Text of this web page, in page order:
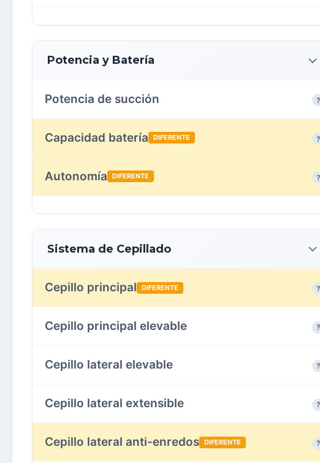
Potencia y Batería
Potencia de succión ?
Capacidad batería DIFERENTE ?
Autonomía DIFERENTE ?
Sistema de Cepillado
Cepillo principal DIFERENTE ?
Cepillo principal elevable ?
Cepillo lateral elevable ?
Cepillo lateral extensible ?
Cepillo lateral anti-enredos DIFERENTE ?